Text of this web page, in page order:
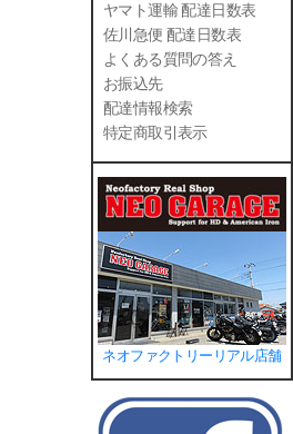
ヤマト運輸 配達日数表
佐川急便 配達日数表
よくある質問の答え
お振込先
配達情報検索
特定商取引表示
ネオファクトリーリアル店舗